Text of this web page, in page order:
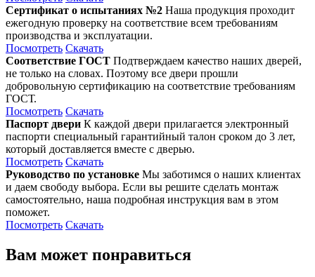
Сертификат о испытаниях №2 Наша продукция проходит
ежегодную проверку на соответствие всем требованиям
производства и эксплуатации.
Посмотреть Скачать
Соответствие ГОСТ Подтверждаем качество наших дверей,
не только на словах. Поэтому все двери прошли
добровольную сертификацию на соответствие требованиям
ГОСТ.
Посмотреть Скачать
Паспорт двери К каждой двери прилагается электронный
паспорти специальный гарантийный талон сроком до 3 лет,
который доставляется вместе с дверью.
Посмотреть Скачать
Руководство по установке Мы заботимся о наших клиентах
и даем свободу выбора. Если вы решите сделать монтаж
самостоятельно, наша подробная инструкция вам в этом
поможет.
Посмотреть Скачать
Вам может понравиться